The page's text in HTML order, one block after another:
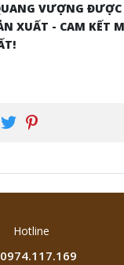
VƯỢNG
XUẤT - CAM
Hotline
0974.117.169